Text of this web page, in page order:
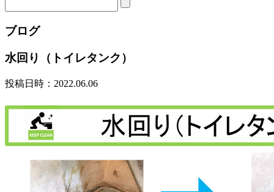
ブログ
水回り（トイレタンク）
投稿日時：2022.06.06